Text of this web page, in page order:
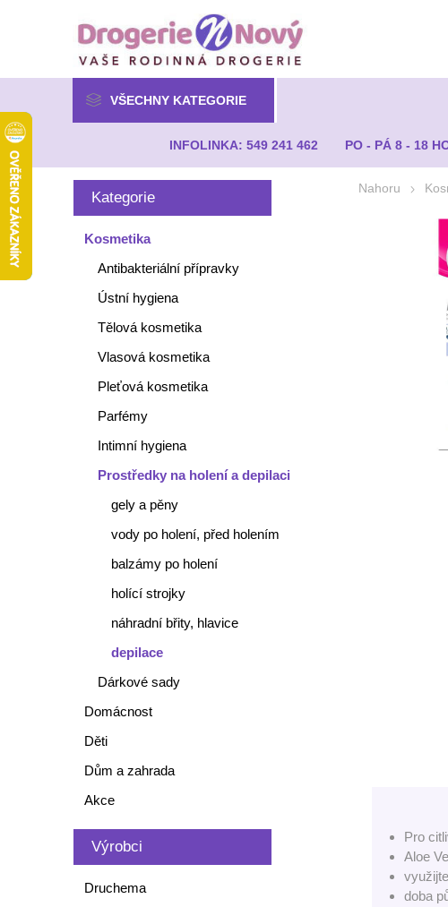
VŠECHNY KATEGORIE
INFOLINKA: 549 241 462 PO - PÁ 8 - 18
Nahoru
Pro
Aloe
doba
Kategorie
Kosmetika
Antibakteriální přípravky
Ústní hygiena
Tělová kosmetika
Vlasová kosmetika
Pleťová kosmetika
Parfémy
Intimní hygiena
Prostředky na holení a depilaci
gely a pěny
vody po holení, před holením
balzámy po holení
holící strojky
náhradní břity, hlavice
depilace
Dárkové sady
Domácnost
Děti
Dům a zahrada
Akce
Výrobci
Druchema